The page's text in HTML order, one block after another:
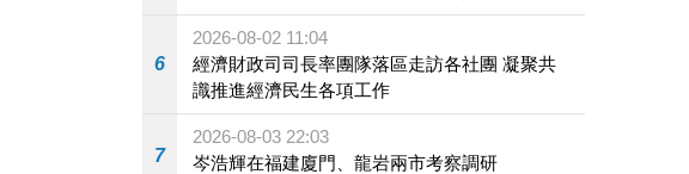
施
6
2026-08-02 11:04
經濟財政司司長率團隊落區走訪各社團 凝聚共
識推進經濟民生各項工作
7
2026-08-03 22:03
岑浩輝在福建廈門、龍岩兩市考察調研